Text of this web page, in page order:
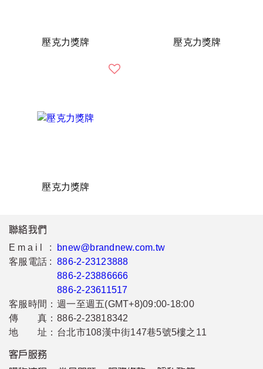
壓克力獎牌 壓克力獎牌
壓克力獎牌
聯絡我們
Email :
bnew@brandnew.com.tw
客服電話 : 886-2-23123888
886-2-23886666
886-2-23611517
客服時間： 週一至週五(GMT+8)09:00-18:00
傳 真： 886-2-23818342
地 址： 台北市108漢中街147巷5號5樓之11
客戶服務